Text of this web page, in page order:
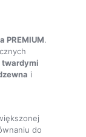
PREMIUM.
twardymi
i
do